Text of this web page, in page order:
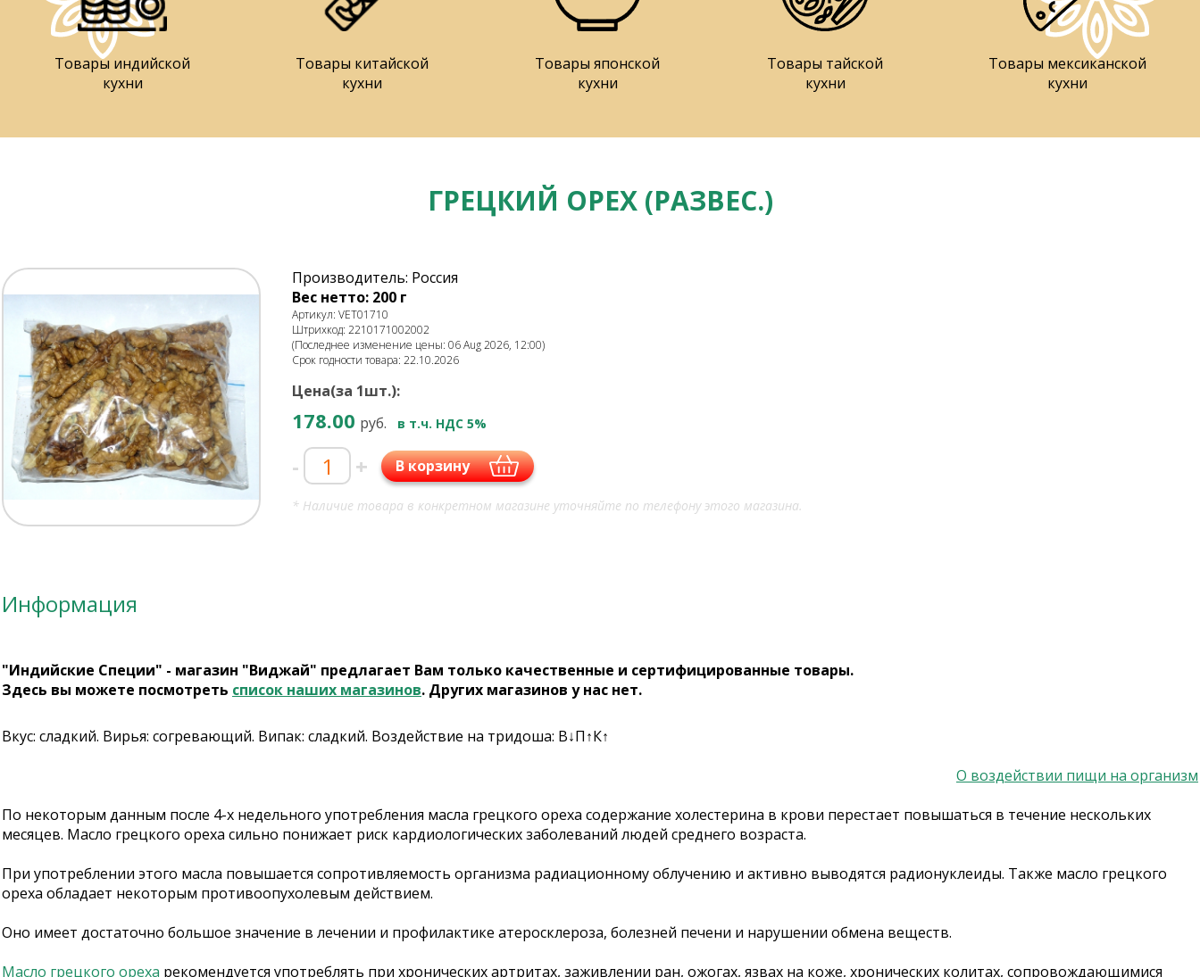
Товары индийской
кухни
Товары китайской
кухни
Товары японской
кухни
Товары тайской
кухни
Товары мексиканской
кухни
ГРЕЦКИЙ ОРЕХ (РАЗВЕС.)
Производитель: Россия
Вес нетто: 200 г
Артикул: VET01710
Штрихкод: 2210171002002
(Последнее изменение цены: 06 Aug 2026, 12:00)
Срок годности товара: 22.10.2026
Цена(за 1шт.):
178.00 руб. в т.ч. НДС 5%
- + В корзину
* Наличие товара в конкретном магазине уточняйте по телефону этого магазина.
Информация
"Индийские Специи" - магазин "Виджай" предлагает Вам только качественные и сертифицированные товары.
Здесь вы можете посмотреть список наших магазинов. Других магазинов у нас нет.
Вкус: сладкий. Вирья: согревающий. Випак: сладкий. Воздействие на тридоша: В↓П↑К↑
О воздействии пищи на организм
По некоторым данным после 4-х недельного употребления масла грецкого ореха содержание холестерина в крови перестает повышаться в течение нескольких
месяцев. Масло грецкого ореха сильно понижает риск кардиологических заболеваний людей среднего возраста.
При употреблении этого масла повышается сопротивляемость организма радиационному облучению и активно выводятся радионуклеиды. Также масло грецкого
ореха обладает некоторым противоопухолевым действием.
Оно имеет достаточно большое значение в лечении и профилактике атеросклероза, болезней печени и нарушении обмена веществ.
Масло грецкого ореха рекомендуется употреблять при хронических артритах, заживлении ран, ожогах, язвах на коже, хронических колитах, сопровождающимися